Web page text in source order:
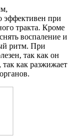
эффективен при
тракта. Кроме
воспаление и
ритм. При
так как он
как разжижает